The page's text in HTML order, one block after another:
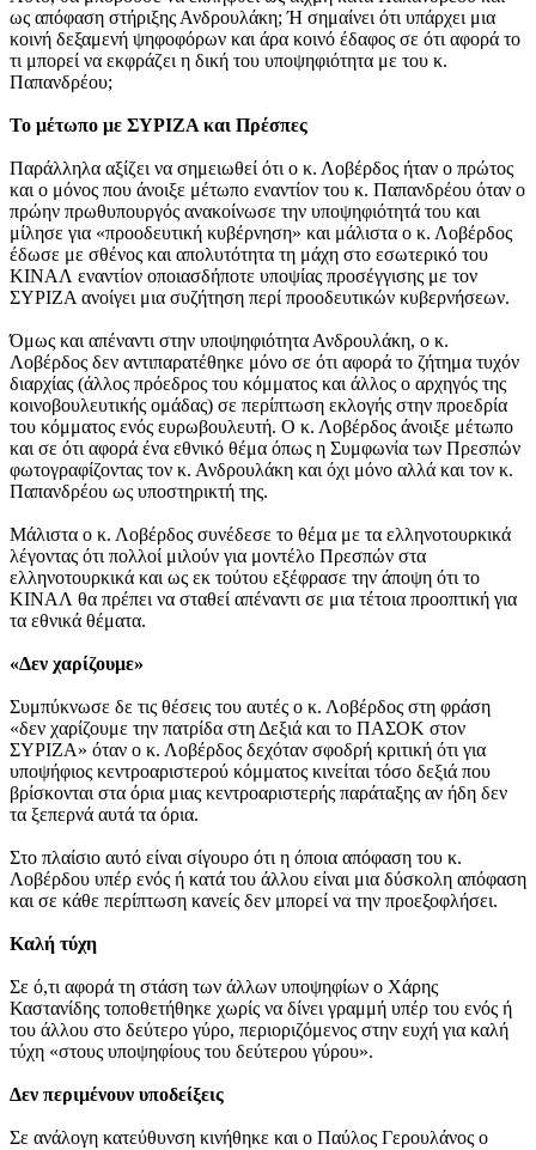
ως απόφαση στήριξης Ανδρουλάκη; Ή σημαίνει ότι υπάρχει μια
κοινή δεξαμενή ψηφοφόρων και άρα κοινό έδαφος σε ότι αφορά το
τι μπορεί να εκφράζει η δική του υποψηφιότητα με του κ.
Παπανδρέου;
Το μέτωπο με ΣΥΡΙΖΑ και Πρέσπες
Παράλληλα αξίζει να σημειωθεί ότι ο κ. Λοβέρδος ήταν ο πρώτος
και ο μόνος που άνοιξε μέτωπο εναντίον του κ. Παπανδρέου όταν ο
πρώην πρωθυπουργός ανακοίνωσε την υποψηφιότητά του και
μίλησε για «προοδευτική κυβέρνηση» και μάλιστα ο κ. Λοβέρδος
έδωσε με σθένος και απολυτότητα τη μάχη στο εσωτερικό του
ΚΙΝΑΛ εναντίον οποιασδήποτε υποψίας προσέγγισης με τον
ΣΥΡΙΖΑ ανοίγει μια συζήτηση περί προοδευτικών κυβερνήσεων.
Όμως και απέναντι στην υποψηφιότητα Ανδρουλάκη, ο κ.
Λοβέρδος δεν αντιπαρατέθηκε μόνο σε ότι αφορά το ζήτημα τυχόν
διαρχίας (άλλος πρόεδρος του κόμματος και άλλος ο αρχηγός της
κοινοβουλευτικής ομάδας) σε περίπτωση εκλογής στην προεδρία
του κόμματος ενός ευρωβουλευτή. Ο κ. Λοβέρδος άνοιξε μέτωπο
και σε ότι αφορά ένα εθνικό θέμα όπως η Συμφωνία των Πρεσπών
φωτογραφίζοντας τον κ. Ανδρουλάκη και όχι μόνο αλλά και τον κ.
Παπανδρέου ως υποστηρικτή της.
Μάλιστα ο κ. Λοβέρδος συνέδεσε το θέμα με τα ελληνοτουρκικά
λέγοντας ότι πολλοί μιλούν για μοντέλο Πρεσπών στα
ελληνοτουρκικά και ως εκ τούτου εξέφρασε την άποψη ότι το
ΚΙΝΑΛ θα πρέπει να σταθεί απέναντι σε μια τέτοια προοπτική για
τα εθνικά θέματα.
«Δεν χαρίζουμε»
Συμπύκνωσε δε τις θέσεις του αυτές ο κ. Λοβέρδος στη φράση
«δεν χαρίζουμε την πατρίδα στη Δεξιά και το ΠΑΣΟΚ στον
ΣΥΡΙΖΑ» όταν ο κ. Λοβέρδος δεχόταν σφοδρή κριτική ότι για
υποψήφιος κεντροαριστερού κόμματος κινείται τόσο δεξιά που
βρίσκονται στα όρια μιας κεντροαριστερής παράταξης αν ήδη δεν
τα ξεπερνά αυτά τα όρια.
Στο πλαίσιο αυτό είναι σίγουρο ότι η όποια απόφαση του κ.
Λοβέρδου υπέρ ενός ή κατά του άλλου είναι μια δύσκολη απόφαση
και σε κάθε περίπτωση κανείς δεν μπορεί να την προεξοφλήσει.
Καλή τύχη
Σε ό,τι αφορά τη στάση των άλλων υποψηφίων ο Χάρης
Καστανίδης τοποθετήθηκε χωρίς να δίνει γραμμή υπέρ του ενός ή
του άλλου στο δεύτερο γύρο, περιοριζόμενος στην ευχή για καλή
τύχη «στους υποψηφίους του δεύτερου γύρου».
Δεν περιμένουν υποδείξεις
Σε ανάλογη κατεύθυνση κινήθηκε και ο Παύλος Γερουλάνος ο